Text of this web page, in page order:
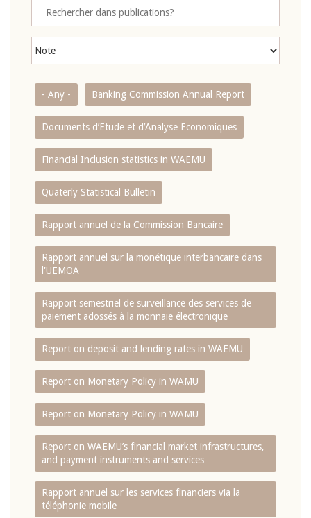
- Any - Banking Commission Annual Report
Documents d’Etude et d’Analyse Economiques
Financial Inclusion statistics in WAEMU
Quaterly Statistical Bulletin
Rapport annuel de la Commission Bancaire
Rapport annuel sur la monétique interbancaire dans
l'UEMOA
Rapport semestriel de surveillance des services de
paiement adossés à la monnaie électronique
Report on deposit and lending rates in WAEMU
Report on Monetary Policy in WAMU
Report on Monetary Policy in WAMU
Report on WAEMU’s financial market infrastructures,
and payment instruments and services
Rapport annuel sur les services financiers via la
téléphonie mobile